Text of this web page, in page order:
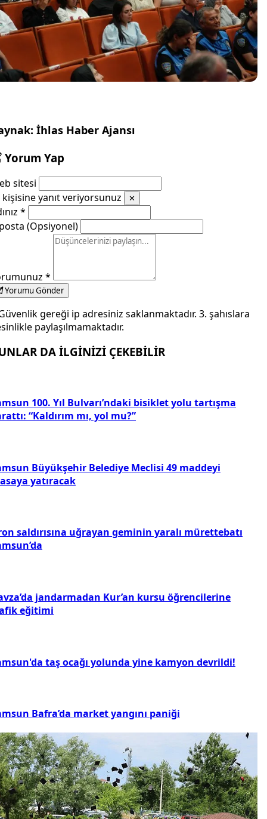
İhlas Haber Ajansı
Yorum Yap
sitesi
kişisine yanıt veriyorsunuz
✕
*
(Opsiyonel)
*
Yorumu Gönder
gereği ip adresiniz saklanmaktadır. 3. şahıslara
paylaşılmamaktadır.
DA İLGİNİZİ ÇEKEBİLİR
100. Yıl Bulvarı’ndaki bisiklet yolu tartışma
“Kaldırım mı, yol mu?”
Büyükşehir Belediye Meclisi 49 maddeyi
yatıracak
saldırısına uğrayan geminin yaralı mürettebatı
jandarmadan Kur’an kursu öğrencilerine
eğitimi
taş ocağı yolunda yine kamyon devrildi!
Bafra’da market yangını paniği